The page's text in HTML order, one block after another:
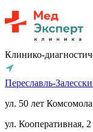
Клинико-
Переславль-
ул. 50 лет
ул. Кооперативная, 2